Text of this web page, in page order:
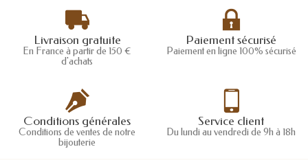
Livraison gratuite
En France à partir de 150 €
d'achats
Paiement sécurisé
Paiement en ligne 100% sécurisé
Conditions générales
Conditions de ventes de notre
bijouterie
Service client
Du lundi au vendredi de 9h à 18h